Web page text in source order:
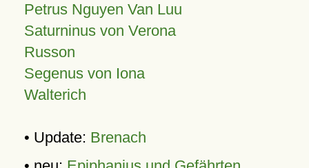
Petrus Nguyen Van Luu
Saturninus von Verona
Russon
Segenus von Iona
Walterich
• Update: Brenach